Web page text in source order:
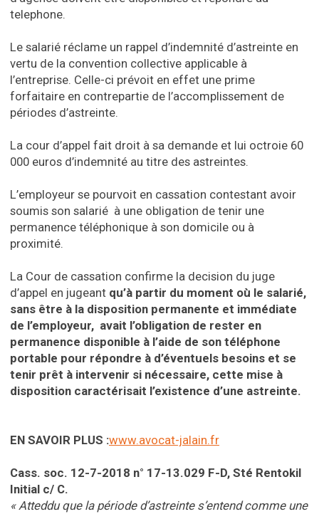
telephone.
Le salarié réclame un rappel d’indemnité d’astreinte en
vertu de la convention collective applicable à
l’entreprise. Celle-ci prévoit en effet une prime
forfaitaire en contrepartie de l’accomplissement de
périodes d’astreinte.
La cour d’appel fait droit à sa demande et lui octroie 60
000 euros d’indemnité au titre des astreintes.
L’employeur se pourvoit en cassation contestant avoir
soumis son salarié à une obligation de tenir une
permanence téléphonique à son domicile ou à
proximité.
La Cour de cassation confirme la decision du juge
d’appel en jugeant qu’à partir du moment où le salarié,
sans être à la disposition permanente et immédiate
de l’employeur, avait l’obligation de rester en
permanence disponible à l’aide de son téléphone
portable pour répondre à d’éventuels besoins et se
tenir prêt à intervenir si nécessaire, cette mise à
disposition caractérisait l’existence d’une astreinte.
EN SAVOIR PLUS :www.avocat-jalain.fr
Cass. soc. 12-7-2018 n° 17-13.029 F-D, Sté Rentokil
Initial c/ C.
« Atteddu que la période d’astreinte s’entend comme une